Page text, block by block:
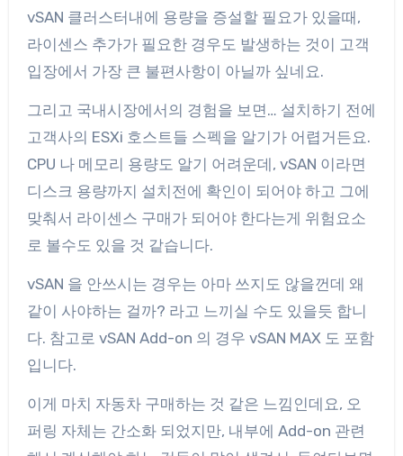
vSAN 클러스터내에 용량을 증설할 필요가 있을때,
라이센스 추가가 필요한 경우도 발생하는 것이 고객
입장에서 가장 큰 불편사항이 아닐까 싶네요.
그리고 국내시장에서의 경험을 보면… 설치하기 전에
고객사의 ESXi 호스트들 스펙을 알기가 어렵거든요.
CPU 나 메모리 용량도 알기 어려운데, vSAN 이라면
디스크 용량까지 설치전에 확인이 되어야 하고 그에
맞춰서 라이센스 구매가 되어야 한다는게 위험요소
로 볼수도 있을 것 같습니다.
vSAN 을 안쓰시는 경우는 아마 쓰지도 않을껀데 왜
같이 사야하는 걸까? 라고 느끼실 수도 있을듯 합니
다. 참고로 vSAN Add-on 의 경우 vSAN MAX 도 포함
입니다.
이게 마치 자동차 구매하는 것 같은 느낌인데요, 오
퍼링 자체는 간소화 되었지만, 내부에 Add-on 관련